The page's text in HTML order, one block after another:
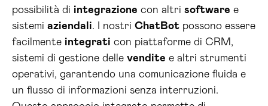
possibilità di integrazione con altri software e
sistemi aziendali. I nostri ChatBot possono essere
facilmente integrati con piattaforme di CRM,
sistemi di gestione delle vendite e altri strumenti
operativi, garantendo una comunicazione fluida e
un flusso di informazioni senza interruzioni.